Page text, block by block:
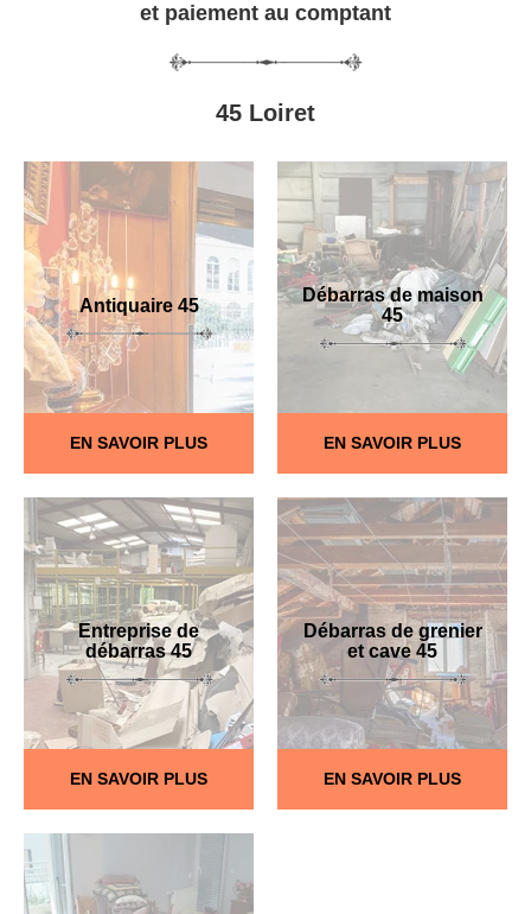
et paiement au comptant
45 Loiret
Antiquaire 45
EN SAVOIR PLUS
Débarras de maison
45
EN SAVOIR PLUS
Entreprise de
débarras 45
EN SAVOIR PLUS
Débarras de grenier
et cave 45
EN SAVOIR PLUS